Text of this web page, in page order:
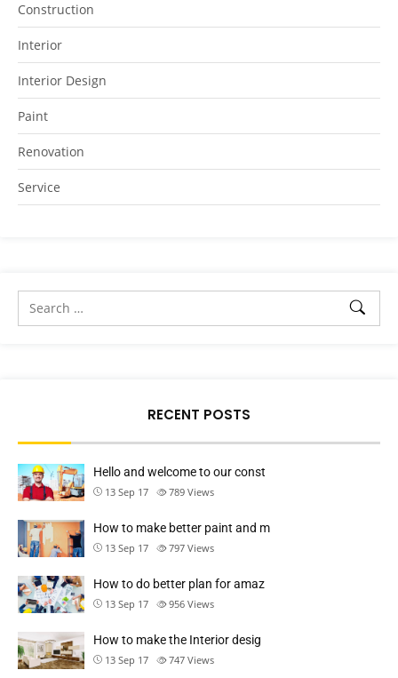
Construction
Interior
Interior Design
Paint
Renovation
Service
RECENT POSTS
Hello and welcome to our const
13 Sep 17 789 Views
How to make better paint and m
13 Sep 17 797 Views
How to do better plan for amaz
13 Sep 17 956 Views
How to make the Interior desig
13 Sep 17 747 Views